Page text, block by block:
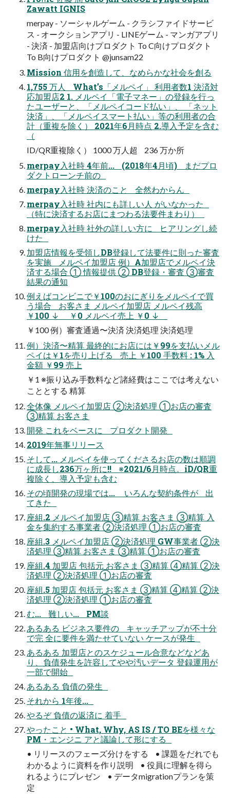
Zawatt IGNIS
merpay - ソーシャルゲーム - クラシファイドサービ
ス - オークションアプリ - LINEゲーム - マンガアプリ
- 決済 - 加盟店向けプロダクト To C向けプロダクト
To B向けプロダクト @junsam22
Mission 信用を創造して、なめらかな社会を創る
1,755 万人 What’s「メルペイ」 利用者数1 決済対
応加盟店2 1. メルペイ「電子マネー」の登録を行っ
たユーザーと、「メルペイコード払い」、 「ネット
決済」、「メルペイスマート払い」等の利用者の合
計（重複を除く） 2021年6月時点 2.導入予定を含む
（
ID/QR重複除く） 1000 万人超 236 万か所
merpay入社時 4年前... (2018年4月頃) まだプロ
ダクトローンチ前の
merpay入社時 決済のこと 全然わからん
merpay入社時 社内にも詳しい人 がいなかった
（特に決済するお店にまつわる法要件まわり）
merpay入社時 社外の詳しい方に ヒアリングし続
けた
加盟店情報を受領しDB登録して法要件に則った審査
を実施 メルペイ加盟店 例）A加盟店でメルペイ決
済する場合 ① 情報提供 ② DB登録・審査 ③審査
結果の通知
例えばコンビニで￥100のおにぎりをメルペイで買
う場合 お客さま メルペイ加盟店 メルペイ残高
￥100 ↓ ￥0 メルペイ売上 ￥0 ↓
￥100 例）審査通過〜決済 決済処理 決済処理
例）決済〜精算 最終的にお店には￥99を支払いメル
ペイは￥1を売り上げる 売上 ￥100 手数料 : 1% 入
金額 ￥99 売上
￥1 ※振り込み手数料など諸経費はここでは考えない
こととする 精算
全体像 メルペイ加盟店 ②決済処理 ①お店の審査
③精算 お客さま
開発 これをベースに プロダクト開発
2019年無事リリース
そして... メルペイを使ってくださるお店の数は順調
に成長し236万ヶ所に!! ※2021/6月時点。iD/QR重
複除く、導入予定も含む
その頃開発の現場では... いろんな契約条件が 出
てきた
座組.2 メルペイ加盟店 ③精算 お客さま ③精算 入
金を集約する事業者 ②決済処理 ①お店の審査
座組.3 メルペイ加盟店 ②決済処理 GW事業者 ②決
済処理 ③精算 お客さま ③精算 ①お店の審査
座組.4 加盟店 包括元 お客さま ③精算 ④精算 ②決
済処理 ②決済処理 ①お店の審査
座組.5 加盟店 包括元 お客さま ③精算 ④精算 ②決
済処理 ②決済処理 ①お店の審査
む... 難しい... PM談
あるある ビジネス要件の キャッチアップが不十分
で完 全に要件を満たせていない ケースが発生
あるある 加盟店とのスケジュール合意などなどあ
り、負債発生を許容してやや汚いデータ 登録運用が
一部で開始
あるある 負債の発生
それから 1年後...
やるぞ 負債の返済に 着手
やったこと • What, Why, AS IS / TO BEを様々な
PM・エンジニ アと議論して形にする
• リリースのフェーズ分けをする • 課題をだれでも
わかるように資料を作り説明 • 役員に理解を得ら
れるようにプレゼン • データmigrationプランを策
定